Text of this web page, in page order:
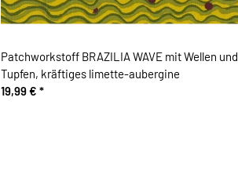
Patchworkstoff BRAZILIA WAVE mit Wellen und
Tupfen, kräftiges limette-aubergine
19,99 € *